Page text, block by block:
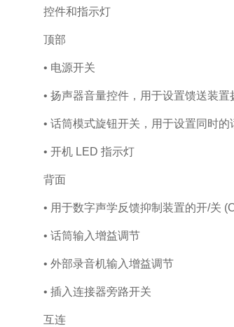
控件和指示灯
顶部
• 电源开关
• 扬声器音量控件，用于设置馈送装
• 话筒模式旋钮开关，用于设置同时
• 开机 LED 指示灯
背面
• 用于数字声学反馈抑制装置的开/关
• 话筒输入增益调节
• 外部录音机输入增益调节
• 插入连接器旁路开关
互连